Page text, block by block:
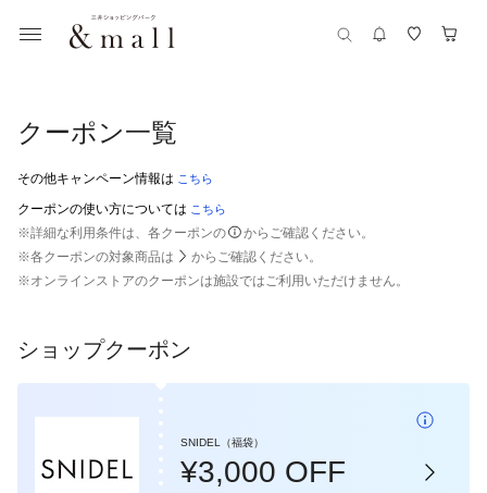
クーポン一覧
その他キャンペーン情報は こちら
クーポンの使い方については こちら
※詳細な利用条件は、各クーポンの
からご確認ください。
※各クーポンの対象商品は
からご確認ください。
※オンラインストアのクーポンは施設ではご利用いただけません。
ショップクーポン
SNIDEL（福袋）
¥3,000 OFF